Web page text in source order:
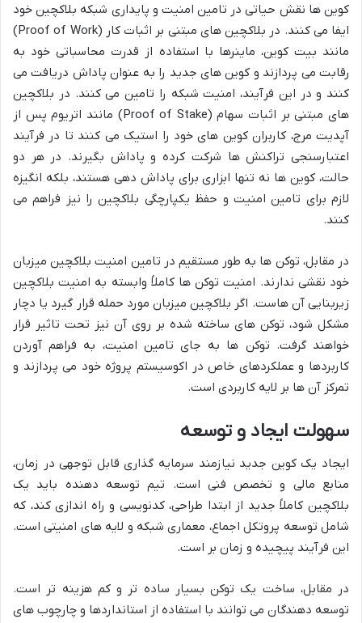
کوین ها نقش حیاتی در تامین امنیت و پایداری شبکه بلاکچین خود
ایفا می کنند. در بلاکچین های مبتنی بر اثبات کار (Proof of Work)
مانند بیت کوین، ماینرها با استفاده از قدرت محاسباتی خود به
رقابت می پردازند و کوین های جدید را به عنوان پاداش دریافت می
کنند و در این فرآیند، امنیت شبکه را تامین می کنند. در بلاکچین
های مبتنی بر اثبات سهام (Proof of Stake) مانند اتریوم پس از
آپدیت مرج، کاربران کوین های خود را استیک می کنند تا در فرآیند
اعتبارسنجی تراکنش ها شرکت کرده و پاداش بگیرند. در هر دو
حالت، کوین ها نه تنها ابزاری برای پاداش دهی هستند، بلکه انگیزه
لازم برای تامین امنیت و حفظ یکپارچگی بلاکچین را نیز فراهم می
کنند.
در مقابل، توکن ها به طور مستقیم در تامین امنیت بلاکچین میزبان
خود نقشی ندارند. امنیت توکن ها کاملاً وابسته به امنیت بلاکچین
زیربنایی آن هاست. اگر بلاکچین میزبان مورد حمله قرار گیرد یا دچار
مشکل شود، توکن های ساخته شده بر روی آن نیز تحت تاثیر قرار
خواهند گرفت. توکن ها به جای تامین امنیت، به فراهم آوردن
کاربردها و عملکردهای خاص در اکوسیستم پروژه خود می پردازند و
تمرکز آن ها بر لایه کاربردی است.
سهولت ایجاد و توسعه
ایجاد یک کوین جدید نیازمند سرمایه گذاری قابل توجهی در زمان،
منابع مالی و تخصص فنی است. تیم توسعه دهنده باید یک
بلاکچین کاملاً جدید از ابتدا طراحی، کدنویسی و راه اندازی کند، که
شامل توسعه پروتکل اجماع، معماری شبکه و لایه های امنیتی است.
این فرآیند پیچیده و زمان بر است.
در مقابل، ساخت یک توکن بسیار ساده تر و کم هزینه تر است.
توسعه دهندگان می توانند با استفاده از استانداردها و چارچوب های